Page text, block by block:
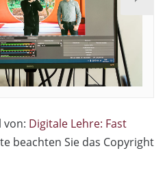
von: Digitale Lehre: Fast
beachten Sie das Copyright